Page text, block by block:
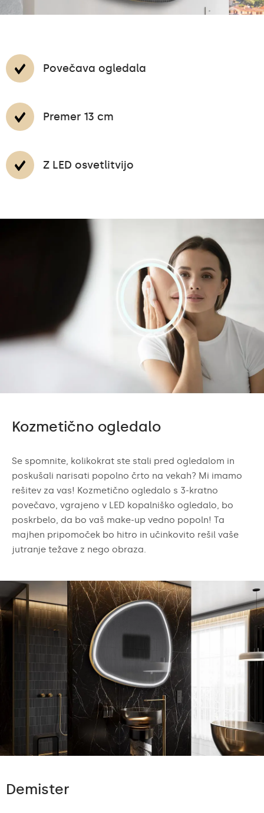
Povečava ogledala
Premer 13 cm
Z LED osvetlitvijo
Kozmetično ogledalo
Se spomnite, kolikokrat ste stali pred ogledalom in
poskušali narisati popolno črto na vekah? Mi imamo
rešitev za vas! Kozmetično ogledalo s 3-kratno
povečavo, vgrajeno v LED kopalniško ogledalo, bo
poskrbelo, da bo vaš make-up vedno popoln! Ta
majhen pripomoček bo hitro in učinkovito rešil vaše
jutranje težave z nego obraza.
Demister